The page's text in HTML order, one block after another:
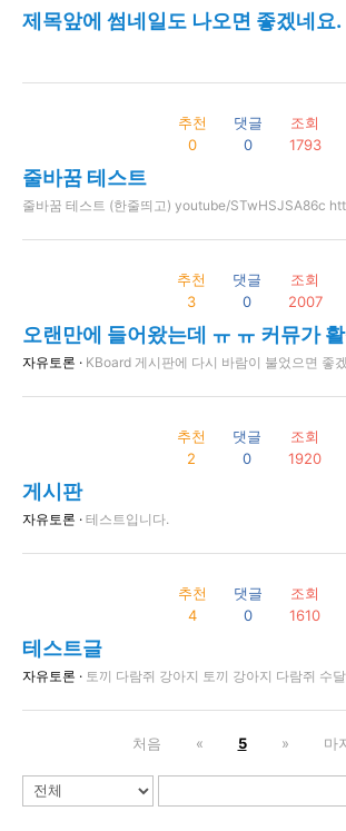
제목앞에 썸네일도 나오면 좋겠네요.
추천
0
댓글
0
조회
1793
줄바꿈 테스트
추천
3
댓글
0
조회
2007
자유토론 · KBoard 게시판에 다시 바람이 불었으면 좋겠네용 ㅎㅎ 예전부터 커뮤 즐려 했는데 저는 일산사거리에 치킨가게를 하나 오픈했답니다 https://contactpoint.co.kr 도 설치했으니 오셔서
추천
2
댓글
0
조회
1920
게시판
자유토론 · 테스트입니다.
추천
4
댓글
0
조회
1610
테스트글
자유토론 · 토끼 다람쥐 강아지 토끼 강아지 다람쥐 수달 돼지 사슴 공작
처음 « 5 » 마